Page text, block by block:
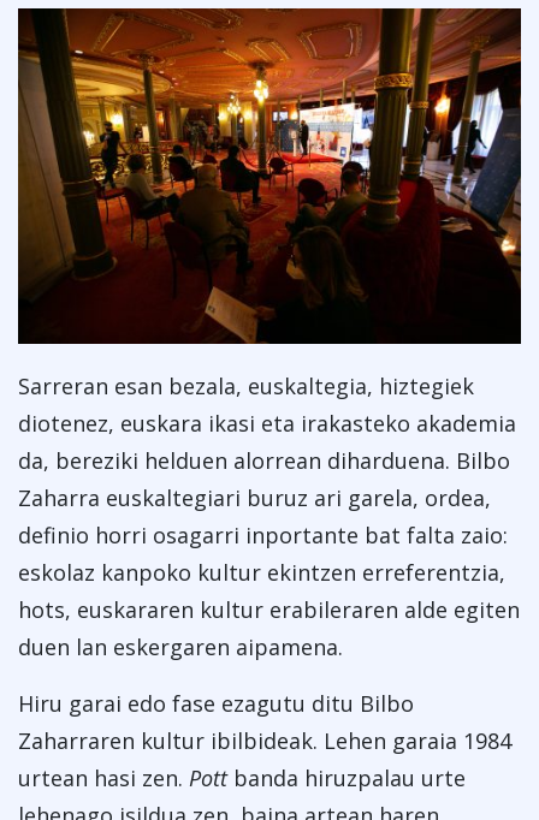
Sarreran esan bezala, euskaltegia, hiztegiek
diotenez, euskara ikasi eta irakasteko akademia
da, bereziki helduen alorrean diharduena. Bilbo
Zaharra euskaltegiari buruz ari garela, ordea,
definio horri osagarri inportante bat falta zaio:
eskolaz kanpoko kultur ekintzen erreferentzia,
hots, euskararen kultur erabileraren alde egiten
duen lan eskergaren aipamena.
Hiru garai edo fase ezagutu ditu Bilbo
Zaharraren kultur ibilbideak. Lehen garaia 1984
urtean hasi zen. Pottbanda hiruzpalau urte